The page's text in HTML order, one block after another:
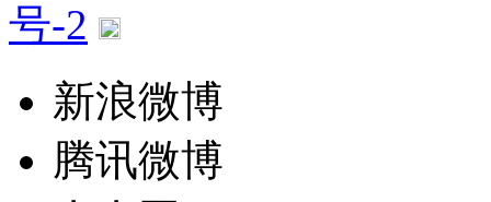
号-2
新浪微博
腾讯微博